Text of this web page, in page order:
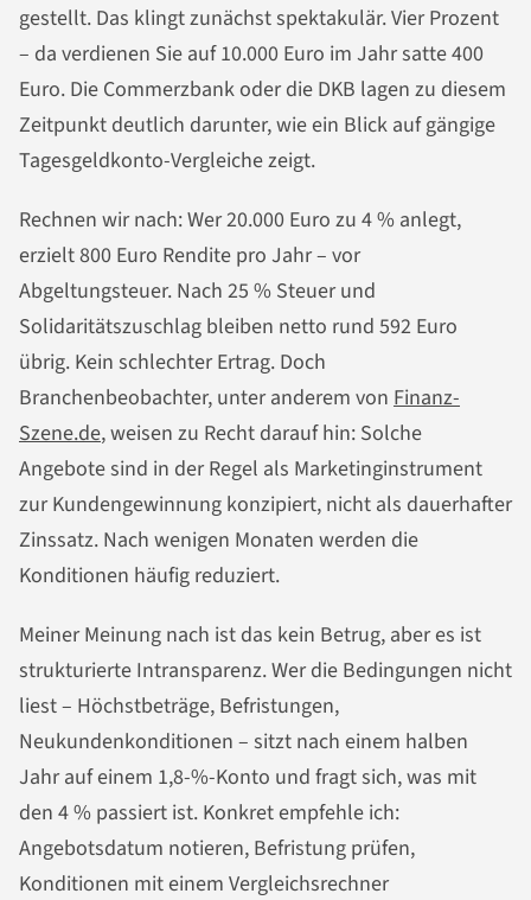
gestellt. Das klingt zunächst spektakulär. Vier Prozent
– da verdienen Sie auf 10.000 Euro im Jahr satte 400
Euro. Die Commerzbank oder die DKB lagen zu diesem
Zeitpunkt deutlich darunter, wie ein Blick auf gängige
Tagesgeldkonto-Vergleiche zeigt.
Rechnen wir nach: Wer 20.000 Euro zu 4 % anlegt,
erzielt 800 Euro Rendite pro Jahr – vor
Abgeltungsteuer. Nach 25 % Steuer und
Solidaritätszuschlag bleiben netto rund 592 Euro
übrig. Kein schlechter Ertrag. Doch
Branchenbeobachter, unter anderem von Finanz-
Szene.de, weisen zu Recht darauf hin: Solche
Angebote sind in der Regel als Marketinginstrument
zur Kundengewinnung konzipiert, nicht als dauerhafter
Zinssatz. Nach wenigen Monaten werden die
Konditionen häufig reduziert.
Meiner Meinung nach ist das kein Betrug, aber es ist
strukturierte Intransparenz. Wer die Bedingungen nicht
liest – Höchstbeträge, Befristungen,
Neukundenkonditionen – sitzt nach einem halben
Jahr auf einem 1,8-%-Konto und fragt sich, was mit
den 4 % passiert ist. Konkret empfehle ich:
Angebotsdatum notieren, Befristung prüfen,
Konditionen mit einem Vergleichsrechner